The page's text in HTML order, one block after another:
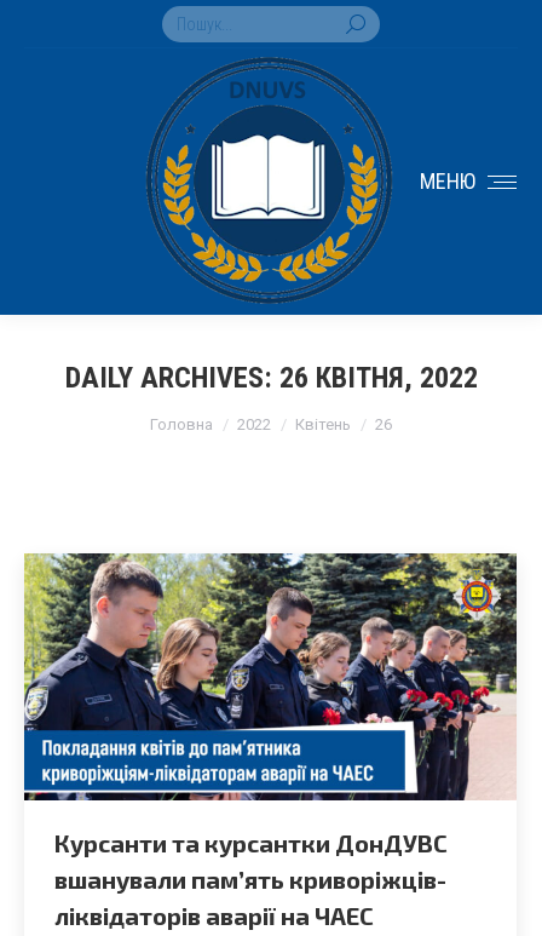
Search:
МЕНЮ
DAILY ARCHIVES: 26 КВІТНЯ, 2022
Головна 2022 Квітень 26
Курсанти та курсантки ДонДУВС
вшанували пам’ять криворіжців-
ліквідаторів аварії на ЧАЕС